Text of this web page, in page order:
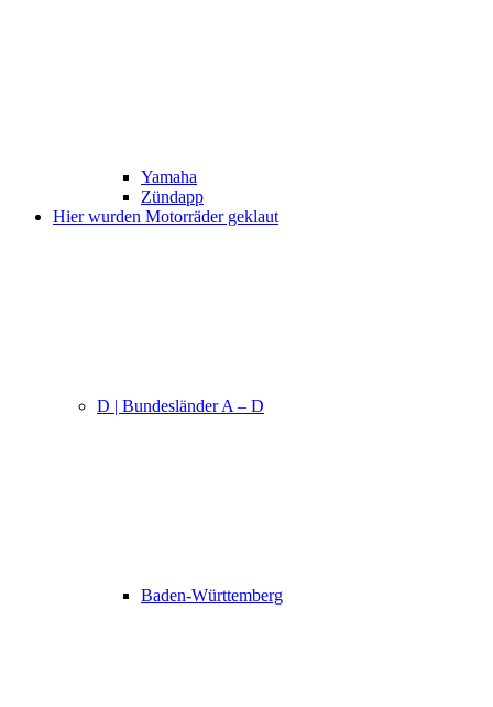
Yamaha
Zündapp
Hier wurden Motorräder geklaut
D | Bundesländer A – D
Baden-Württemberg